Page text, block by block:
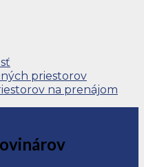
priestorov
na prenájom